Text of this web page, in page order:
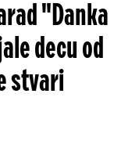
"Danka
decu od
stvari